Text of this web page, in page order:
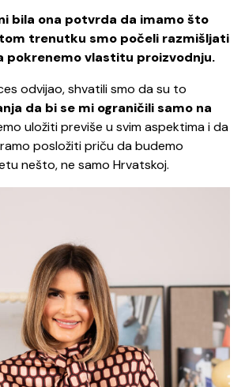
bila ona potvrda da imamo što
trenutku smo počeli razmišljati
pokrenemo vlastitu proizvodnju.
odvijao, shvatili smo da su to
da bi se mi ograničili samo na
uložiti previše u svim aspektima i da
posložiti priču da budemo
nešto, ne samo Hrvatskoj.